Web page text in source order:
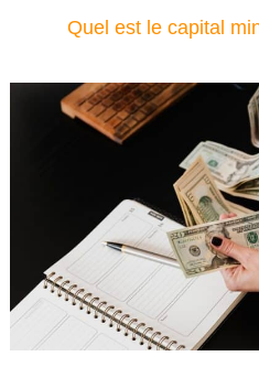
Quel est le capital